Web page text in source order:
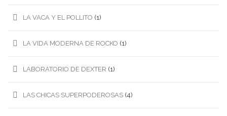
LA VACA Y EL POLLITO (1)
LA VIDA MODERNA DE ROCKO (1)
LABORATORIO DE DEXTER (1)
LAS CHICAS SUPERPODEROSAS (4)